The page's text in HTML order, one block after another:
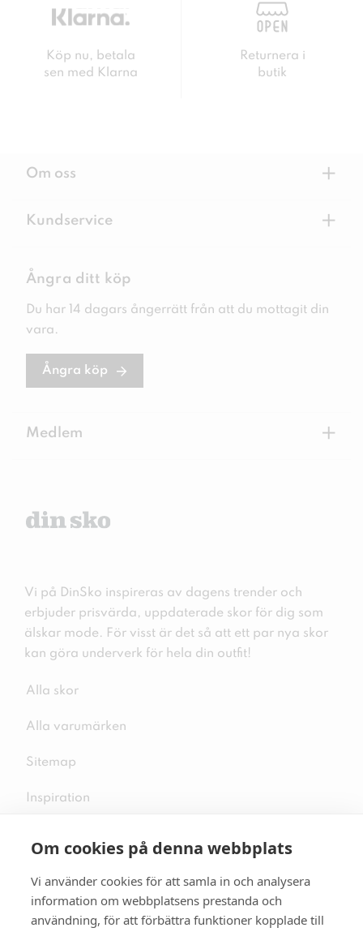
Om cookies på denna webbplats
Vi använder cookies för att samla in och analysera
information om webbplatsens prestanda och
användning, för att förbättra funktioner kopplade till
Köp nu, betala
sen med Klarna
Returnera i
butik
Om oss +
Kundservice +
Ångra ditt köp
Du har 14 dagars ångerrätt från att du mottagit din
vara.
Ångra köp
Medlem +
Vi på DinSko inspireras av dagens trender och
erbjuder prisvärda, uppdaterade skor för dig som
älskar mode. För visst är det så att ett par nya skor
kan göra underverk för hela din outfit!
Alla skor
Alla varumärken
Sitemap
Inspiration
Följ oss på sociala medier